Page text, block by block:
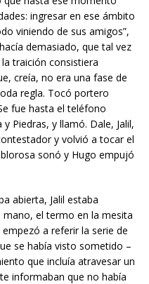
ingresar en ese ámbito
viniendo de sus amigos”,
demasiado, que tal vez
traición consistiera
creía, no era una fase de
regla. Tocó portero
fue hasta el teléfono
Piedras, y llamó. Dale, Jalil,
y volvió a tocar el
sonó y Hugo empujó
abierta, Jalil estaba
el termo en la mesita
a referir la serie de
se había visto sometido –
que incluía atravesar un
informaban que no había